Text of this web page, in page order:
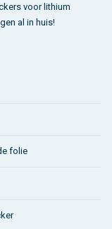
voor lithium
al in huis!
folie